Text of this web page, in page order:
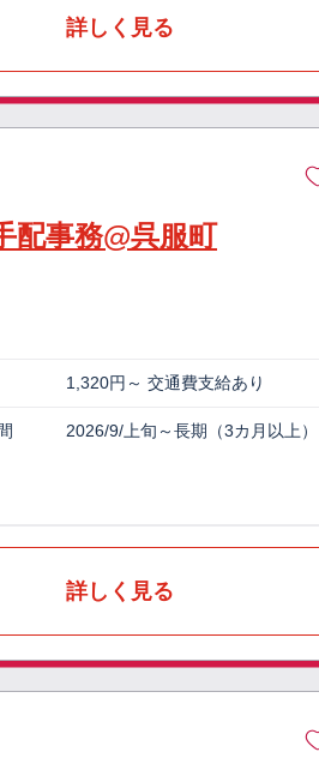
詳しく見る
配事務@呉服町
1,320円～ 交通費支給あり
2026/9/上旬～長期（3カ月以上）
詳しく見る